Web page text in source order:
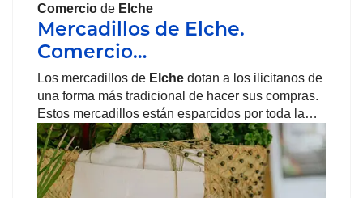
Comercio de Elche
Mercadillos de Elche.
Comercio…
Los mercadillos de Elche dotan a los ilicitanos de
una forma más tradicional de hacer sus compras.
Estos mercadillos están esparcidos por toda la…